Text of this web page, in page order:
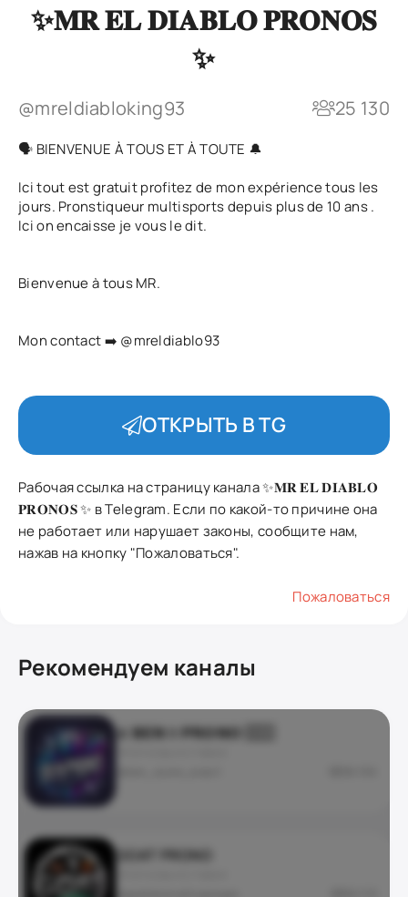
✨𝐌𝐑 𝐄𝐋 𝐃𝐈𝐀𝐁𝐋𝐎 𝐏𝐑𝐎𝐍𝐎𝐒
✨
@mreldiabloking93 25 130
🗣 BIENVENUE À TOUS ET À TOUTE 🔔
Ici tout est gratuit profitez de mon expérience tous les
jours. Pronstiqueur multisports depuis plus de 10 ans .
Ici on encaisse je vous le dit.
Bienvenue à tous MR.
Mon contact ➡️ @mreldiablo93
ОТКРЫТЬ В TG
Рабочая ссылка на страницу канала ✨𝐌𝐑 𝐄𝐋 𝐃𝐈𝐀𝐁𝐋𝐎
𝐏𝐑𝐎𝐍𝐎𝐒 ✨ в Telegram. Если по какой-то причине она
не работает или нарушает законы, сообщите нам,
нажав на кнопку "Пожаловаться".
Пожаловаться
Рекомендуем каналы
⚔️ 𝗕𝗘𝗡 || 𝗣𝗥𝗢𝗡𝗢 🇨🇮
GOAT PRONO